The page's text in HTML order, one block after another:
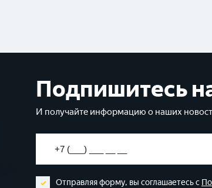
Подпишитесь
И получайте информацию о наших
Отправляя форму, вы соглашаетесь с